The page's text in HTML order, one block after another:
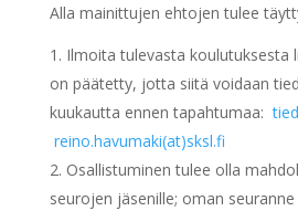
Alla mainittujen ehtojen tulee
Ilmoita tulevasta koulutuksesta
on päätetty, jotta siitä voidaan
kuukautta ennen tapahtumaa:
reino.havumaki(at)sksl.fi
Osallistuminen tulee olla
seurojen jäsenille; oman